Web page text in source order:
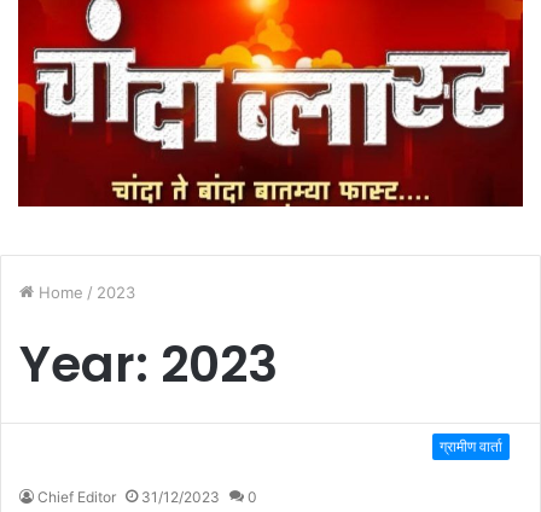
Home / 2023
Year: 2023
ग्रामीण वार्ता
Chief Editor 31/12/2023 0